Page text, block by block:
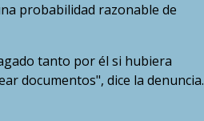
probabilidad razonable de
tanto por él si hubiera
documentos", dice la denuncia.